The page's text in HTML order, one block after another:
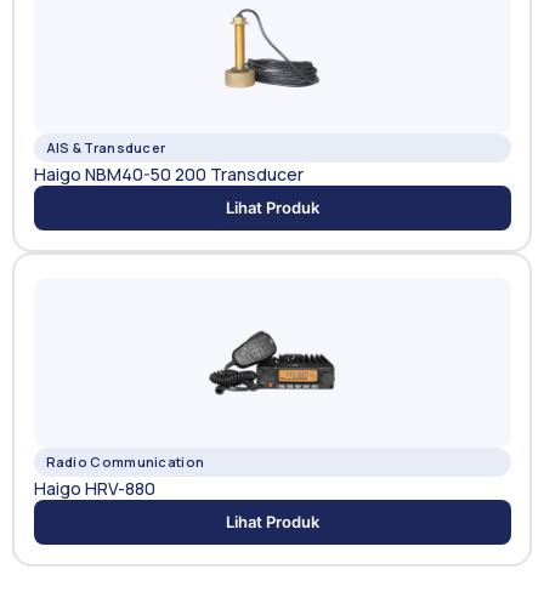
AIS & Transducer
Haigo NBM40-50 200 Transducer
Lihat Produk
Radio Communication
Haigo HRV-880
Lihat Produk